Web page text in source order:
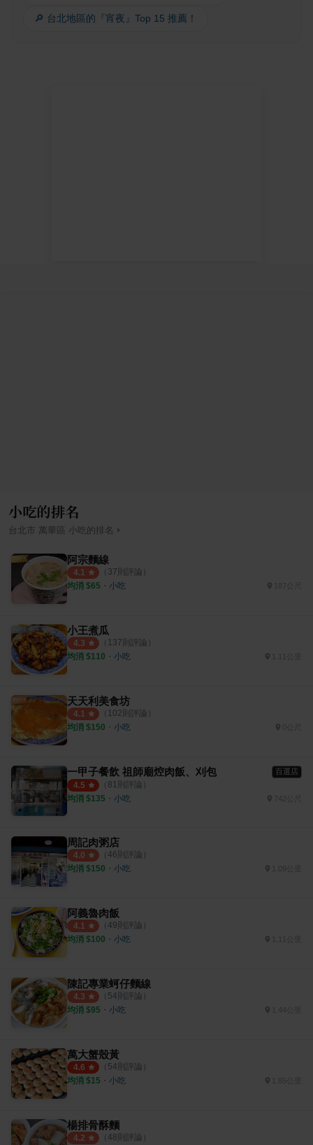
🔎 台北地區的『宵夜』Top 15 推薦！
小吃的排名
台北市 萬華區 小吃 的排名 ›
阿宗麵線
4.1 （ 37則評論）
均消 $65 ・ 小吃
小王煮瓜
4.3 （ 137則評論）
均消 $110 ・ 小吃
天天利美食坊
4.1 （ 102則評論）
均消 $150 ・ 小吃
一甲子餐飲 祖師廟焢肉飯、刈包 百選店
4.5 （ 81則評論）
均消 $135 ・ 小吃
周記肉粥店
4.0 （ 46則評論）
均消 $150 ・ 小吃
阿義魯肉飯
4.1 （ 49則評論）
均消 $100 ・ 小吃
陳記專業蚵仔麵線
4.3 （ 54則評論）
均消 $95 ・ 小吃
萬大蟹殼黃
4.6 （ 54則評論）
均消 $15 ・ 小吃 1.85公里
楊排骨酥麵
4.2 （ 48則評論）